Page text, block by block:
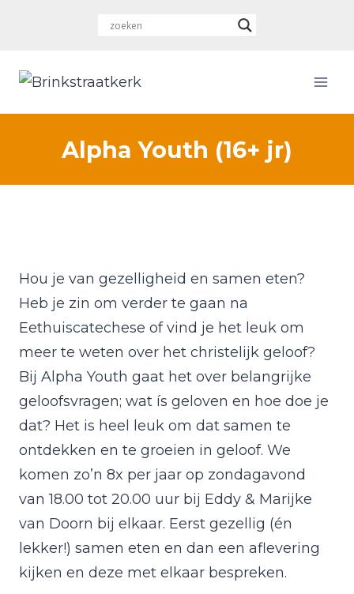
Alpha Youth (16+ jr)
Hou je van gezelligheid en samen eten?
Heb je zin om verder te gaan na
Eethuiscatechese of vind je het leuk om
meer te weten over het christelijk geloof?
Bij Alpha Youth gaat het over belangrijke
geloofsvragen; wat ís geloven en hoe doe je
dat? Het is heel leuk om dat samen te
ontdekken en te groeien in geloof. We
komen zo’n 8x per jaar op zondagavond
van 18.00 tot 20.00 uur bij Eddy & Marijke
van Doorn bij elkaar. Eerst gezellig (én
lekker!) samen eten en dan een aflevering
kijken en deze met elkaar bespreken.